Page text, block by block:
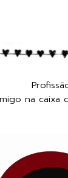
na caixa